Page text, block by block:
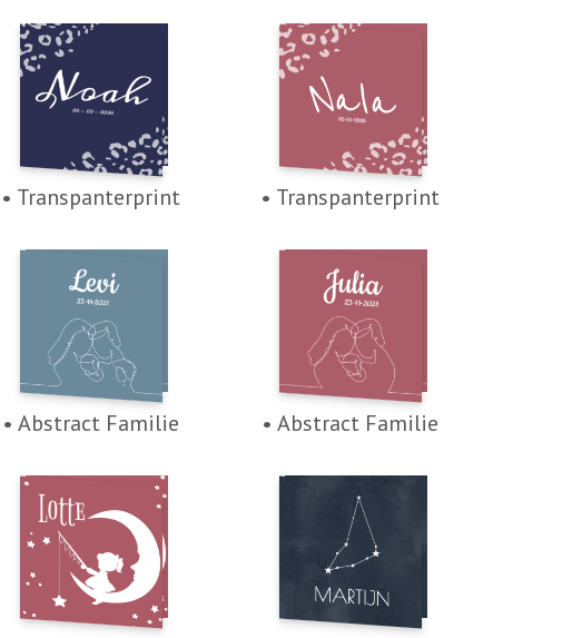
• Transpanterprint • Transpanterprint
• Abstract Familie • Abstract Familie